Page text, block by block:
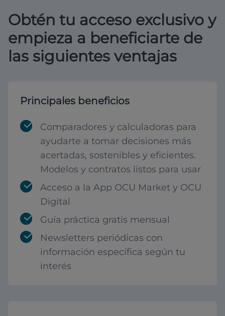
Obtén tu acceso exclusivo y
empieza a beneficiarte de
las siguientes ventajas
Principales beneficios
Comparadores y calculadoras para
ayudarte a tomar decisiones más
acertadas, sostenibles y eficientes.
Modelos y contratos listos para usar
Acceso a la App OCU Market y OCU
Digital
Guía práctica gratis mensual
Newsletters periódicas con
información específica según tu
interés